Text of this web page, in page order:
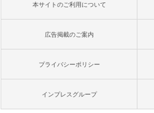
本サイトのご利用について
広告掲載のご案内
プライバシーポリシー
インプレスグループ